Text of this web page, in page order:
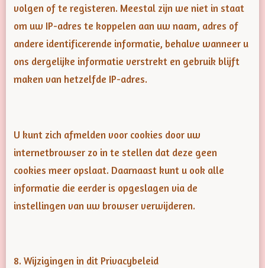
volgen of te registeren. Meestal zijn we niet in staat
om uw IP-adres te koppelen aan uw naam, adres of
andere identificerende informatie, behalve wanneer u
ons dergelijke informatie verstrekt en gebruik blijft
maken van hetzelfde IP-adres.
U kunt zich afmelden voor cookies door uw
internetbrowser zo in te stellen dat deze geen
cookies meer opslaat. Daarnaast kunt u ook alle
informatie die eerder is opgeslagen via de
instellingen van uw browser verwijderen.
8. Wijzigingen in dit Privacybeleid